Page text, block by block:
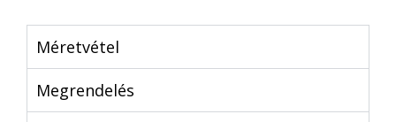
Méretvétel
Megrendelés